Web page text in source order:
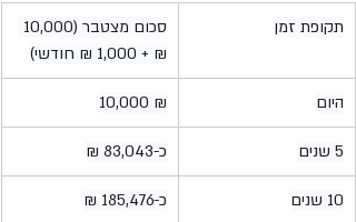
תקופת זמן
₪ + 1,000 ₪ חודשי)
היום 10,000 ₪
5 שנים כ-83,043 ₪
10 שנים כ-185,476 ₪